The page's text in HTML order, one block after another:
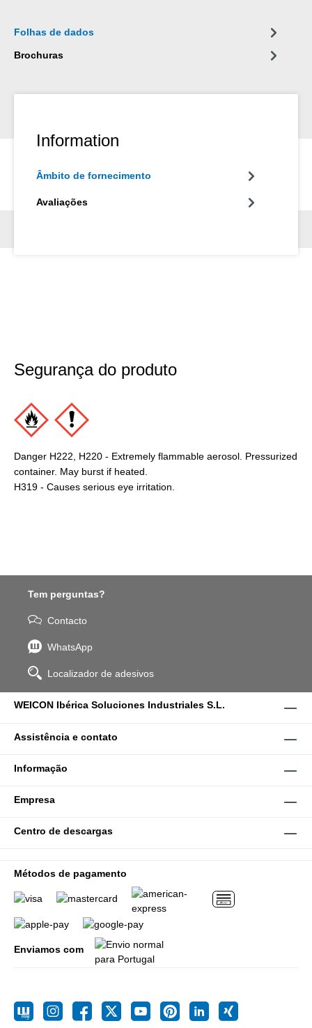
Folhas de dados
Brochuras
Information
Âmbito de fornecimento
Avaliações
Segurança do produto
Danger H222, H220 - Extremely flammable aerosol. Pressurized
container. May burst if heated.
H319 - Causes serious eye irritation.
Tem perguntas?
Contacto
WhatsApp
Localizador de adesivos
WEICON Ibérica Soluciones Industriales S.L.
Assistência e contato
Informação
Empresa
Centro de descargas
Métodos de pagamento
Enviamos com